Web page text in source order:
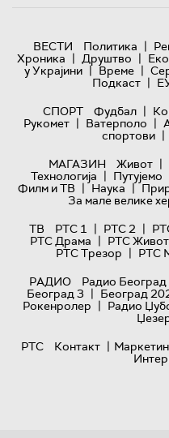
ВЕСТИ Политика |
Хроника | Друштво |
у Украјини | Време |
Подкаст |
СПОРТ
Фудбал |
Рукомет | Ватерполо |
спортови |
МАГАЗИН
Живот |
Технологијa | Путујемо
Филм и ТВ | Наука |
За мале велике
ТВ
РТС 1 | РТС 2 |
РТС Драма | РТС Живот
РТС Трезор | РТС
РАДИО
Радио Београд
Београд 3 | Београд
Рокенролер | Радио
РТС
Контакт |